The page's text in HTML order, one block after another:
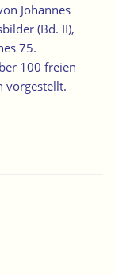
Johannes
(Bd. II),
75.
100 freien
vorgestellt.